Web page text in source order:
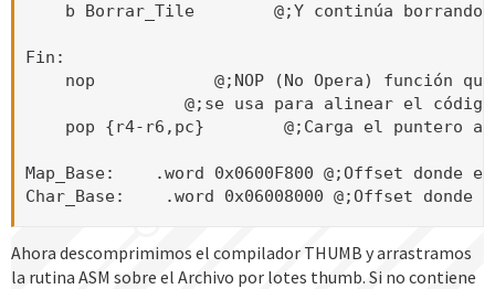
b Borrar_Tile        @;Y continúa borrando
Fin:
nop            @;NOP (No Opera) función
@;se usa para alinear el
pop {r4-r6,pc}        @;Carga el puntero
Map_Base:    .word 0x0600F800 @;Offset donde
Char_Base:    .word 0x06008000 @;Offset donde
Ahora descomprimimos el compilador THUMB y arrastramos
la rutina ASM sobre el Archivo por lotes thumb. Si no contiene